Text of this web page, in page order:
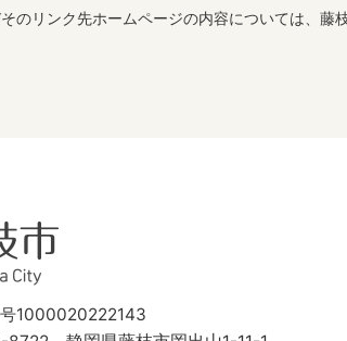
のリンク先ホームページの内容については、藤
1000020222143